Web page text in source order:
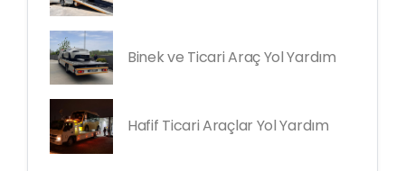
Binek ve Ticari Araç Yol Yardım
Hafif Ticari Araçlar Yol Yardım